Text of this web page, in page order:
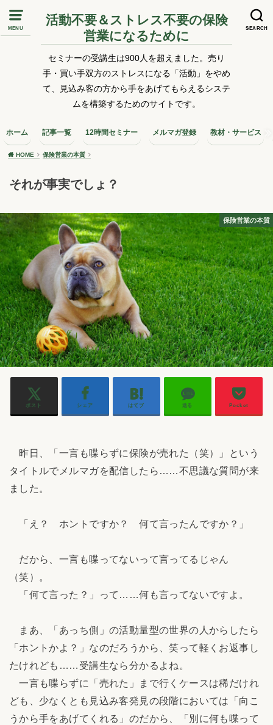
MENU SEARCH
活動不要＆ストレス不要の保険
営業になるために
セミナーの受講生は900人を超えました。売り
手・買い手双方のストレスになる「活動」をやめ
て、見込み客の方から手をあげてもらえるシステ
ムを構築するためのサイトです。
ホーム 記事一覧 12時間セミナー メルマガ登録 教材・サービス
HOME 保険営業の本質
それが事実でしょ？
保険営業の本質
ポスト シェア はてブ 送る Pocket
昨日、「一言も喋らずに保険が売れた（笑）」という
タイトルでメルマガを配信したら……不思議な質問が来
ました。
「え？ ホントですか？ 何て言ったんですか？」
だから、一言も喋ってないって言ってるじゃん
（笑）。
「何て言った？」って……何も言ってないですよ。
まあ、「あっち側」の活動量型の世界の人からしたら
「ホントかよ？」なのだろうから、笑って軽くお返事し
たけれども……受講生なら分かるよね。
一言も喋らずに「売れた」まで行くケースは稀だけれ
ども、少なくとも見込み客発見の段階においては「向こ
うから手をあげてくれる」のだから、「別に何も喋って